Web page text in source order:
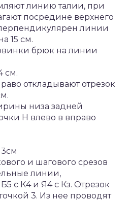
линию талии, при
посредине верхнего
перпендикулярен линии
15 см.
брюк на линии
см.
откладывают отрезок
низа задней
Н влево в вправо
и шагового срезов
линии,
с К4 и Я4 с Кз. Отрезок
3. Из нее проводят